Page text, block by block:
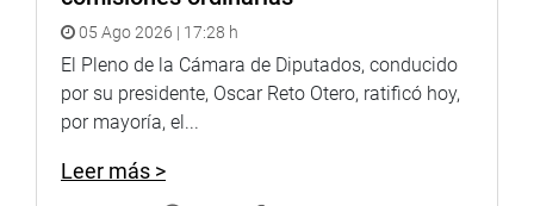
05 Ago 2026 | 17:28 h
El Pleno de la Cámara de Diputados, conducido
por su presidente, Oscar Reto Otero, ratificó hoy,
por mayoría, el...
Leer más >